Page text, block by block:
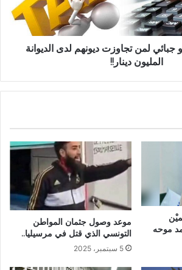
جبائي لمن تجاوزت ديونهم لدى الديوانة
المليون دينار!!
موحه
موعد وصول جثمان المواطن
التونسي الذي قتل في مرسيليا..
5 سبتمبر، 2025